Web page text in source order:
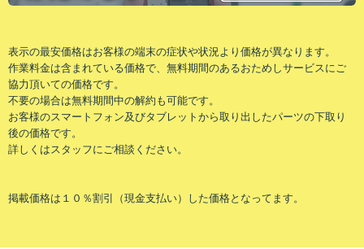
表⽰の最安価格はお客様の端末の症状や状況より価格が異なります。
作業料⾦は含まれている価格で、無料期間のあるおためしサービスにご
協⼒頂いての価格です。
不要の場合は無料期間中の解約も可能です。
お客様のスマートフォン及びタブレットから取り出したパーツの下取り
後の価格です。
詳しくはスタッフにご相談ください。
掲載価格は１０％割引（現金支払い）した価格となってます。